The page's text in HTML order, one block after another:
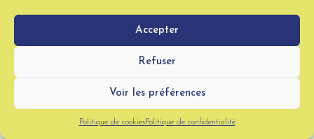
Accepter
Refuser
Voir les préférences
Politique de cookiesPolitique de confidentialité